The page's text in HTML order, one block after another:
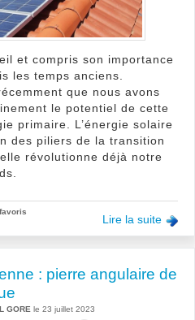
et compris son importance
les temps anciens.
que nous avons
le potentiel de cette
primaire. L’énergie solaire
des piliers de la transition
révolutionne déjà notre
Lire la suite
: pierre angulaire de
GORE le 23 juillet 2023